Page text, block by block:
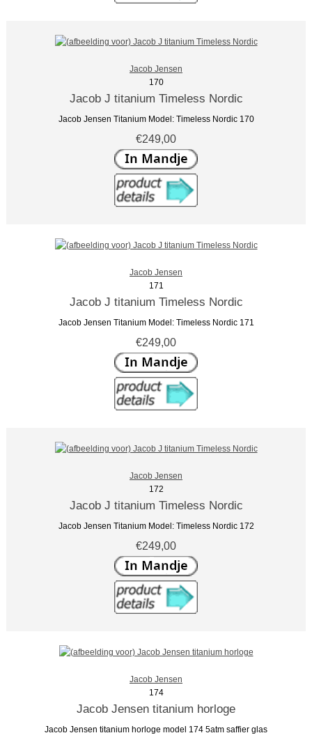
Jacob Jensen
170
Jacob J titanium Timeless Nordic
Jacob Jensen Titanium Model: Timeless Nordic 170
€249,00
Jacob Jensen
171
Jacob J titanium Timeless Nordic
Jacob Jensen Titanium Model: Timeless Nordic 171
€249,00
Jacob Jensen
172
Jacob J titanium Timeless Nordic
Jacob Jensen Titanium Model: Timeless Nordic 172
€249,00
Jacob Jensen
174
Jacob Jensen titanium horloge
Jacob Jensen titanium horloge model 174 5atm saffier glas